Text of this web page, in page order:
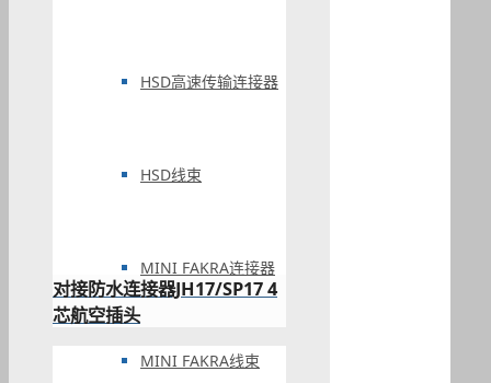
HSD高速传输连接器
HSD线束
MINI FAKRA连接器
MINI FAKRA线束
对接防水连接器JH17/SP17 4
芯航空插头